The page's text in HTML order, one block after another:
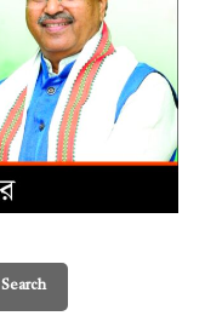
Search